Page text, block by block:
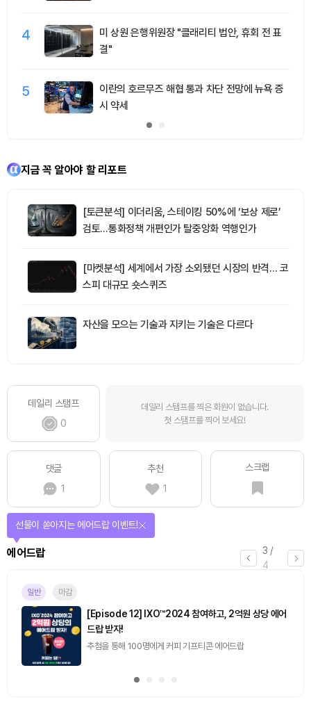
4
미 상원 은행위원장 "클래리티 법안, 휴회 전 표
결"
5
이란의 호르무즈 해협 통과 차단 전망에 뉴욕 증
시 약세
지금 꼭 알아야 할 리포트
[토큰분석] 이더리움, 스테이킹 50%에 ‘보상 제로’
검토…통화정책 개편인가 탈중앙화 역행인가
[마켓분석] 세계에서 가장 소외됐던 시장의 반격… 코
스피 대규모 숏스퀴즈
자산을 모으는 기술과 지키는 기술은 다르다
데일리 스탬프
0
데일리 스탬프를 찍은 회원이 없습니다.
첫 스탬프를 찍어 보세요!
댓글
1
추천
1
스크랩
4 /
4
퀴즈
퀴즈풀고 선물 받자!
진행중
[토큰포스트] 기사 퀴즈 658회차
2026.08.07 (금) ~ 2026.08.08 (토)